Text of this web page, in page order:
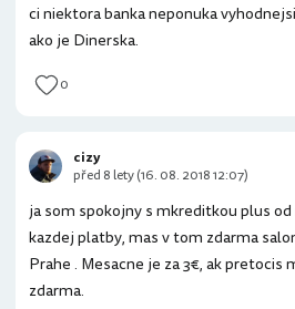
ci niektora banka neponuka
ako je Dinerska.
0
ja som spokojny s mkreditkou plus od
kazdej platby, mas v tom zdarma
Prahe . Mesacne je za 3€, ak pretocis
zdarma.
cizy
před 8 lety (16. 08. 2018 12:07)